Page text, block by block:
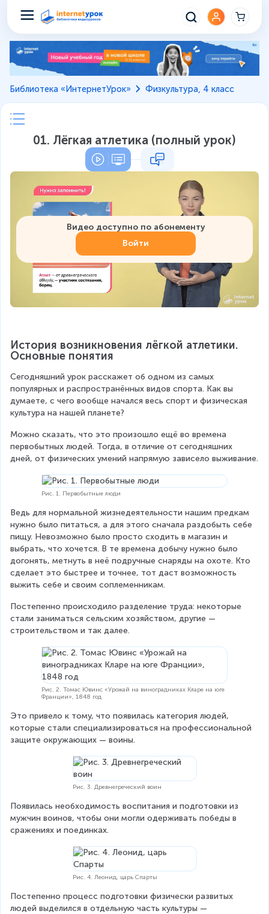
Библиотека «ИнтернетУрок» Физкультура, 4 класс
01. Лёгкая атлетика (полный урок)
Видео доступно по абонементу
Войти
История возникновения лёгкой атлетики.
Основные понятия
Сегодняшний урок расскажет об одном из самых
популярных и распространённых видов спорта. Как вы
думаете, с чего вообще начался весь спорт и физическая
культура на нашей планете?
Можно сказать, что это произошло ещё во времена
первобытных людей. Тогда, в отличие от сегодняшних
дней, от физических умений напрямую зависело выживание.
Рис. 1. Первобытные люди
Ведь для нормальной жизнедеятельности нашим предкам
нужно было питаться, а для этого сначала раздобыть себе
пищу. Невозможно было просто сходить в магазин и
выбрать, что хочется. В те времена добычу нужно было
догонять, метнуть в неё подручные снаряды на охоте. Кто
сделает это быстрее и точнее, тот даст возможность
выжить себе и своим соплеменникам.
Постепенно происходило разделение труда: некоторые
стали заниматься сельским хозяйством, другие —
строительством и так далее.
Рис. 2. Томас Ювинс «Урожай на виноградниках Кларе на юге
Франции», 1848 год
Это привело к тому, что появилась категория людей,
которые стали специализироваться на профессиональной
защите окружающих — воины.
Рис. 3. Древнегреческий воин
Появилась необходимость воспитания и подготовки из
мужчин воинов, чтобы они могли одерживать победы в
сражениях и поединках.
Рис. 4. Леонид, царь Спарты
Постепенно процесс подготовки физически развитых
людей выделился в отдельную часть культуры —